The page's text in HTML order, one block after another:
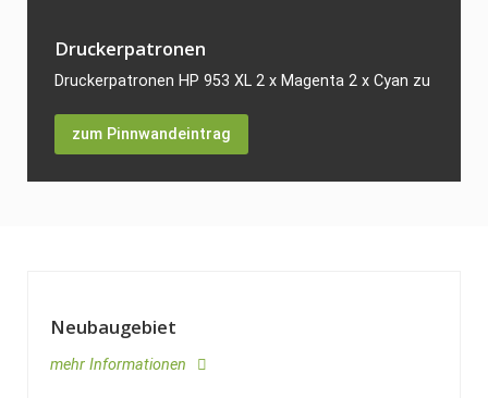
Druckerpatronen
Druckerpatronen HP 953 XL 2 x Magenta 2 x Cyan zu
zum Pinnwandeintrag
Neubaugebiet
mehr Informationen